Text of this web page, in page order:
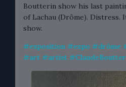
Boutterin show his last
of Lachau (Drôme). Distress.
show.
#exposition #expo #drôme
#art #artist #